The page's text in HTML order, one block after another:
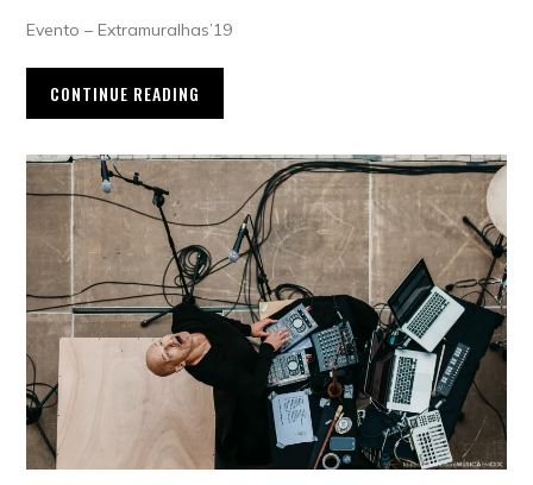
Evento – Extramuralhas’19
CONTINUE READING